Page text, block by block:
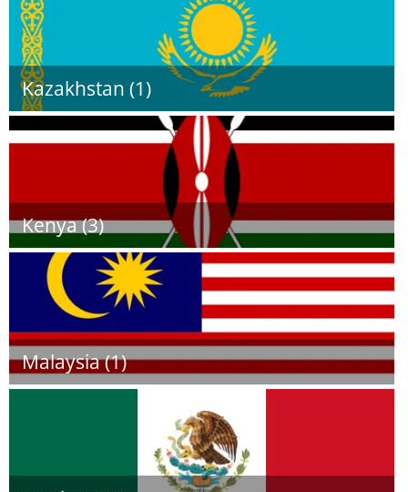
Kazakhstan (1)
Kenya (3)
Malaysia (1)